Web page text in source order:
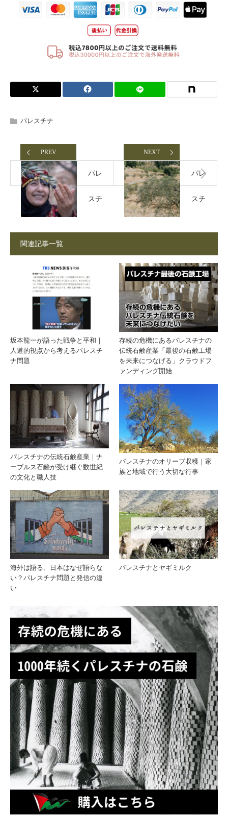
パレスチナ
PREV
パレ
スチ
美容
ブオ
と自
然素
材の
ンケ
ア
NEXT
パレ
スチ
が語
る失
われ
た木
｜オ
リー
とも
に生
きる
関連記事一覧
坂本龍一が語った戦争と平和｜
人道的視点から考えるパレスチ
ナ問題
存続の危機にあるパレスチナの
伝統石鹸産業「最後の石鹸工場
を未来につなげる」クラウドフ
ァンディング開始…
パレスチナの伝統石鹸産業｜ナ
ーブルス石鹸が受け継ぐ数世紀
の文化と職人技
パレスチナのオリーブ収穫｜家
族と地域で行う大切な行事
海外は語る、日本はなぜ語らな
い？パレスチナ問題と発信の違
い
パレスチナとヤギミルク